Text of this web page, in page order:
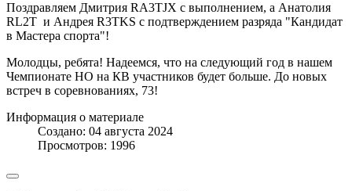
Поздравляем Дмитрия RA3TJX с выполнением, а Анатолия
RL2T и Андрея R3TKS с подтверждением разряда "Кандидат
в Мастера спорта"!
Молодцы, ребята! Надеемся, что на следующий год в нашем
Чемпионате НО на КВ участников будет больше. До новых
встреч в соревнованиях, 73!
Информация о материале
Создано: 04 августа 2024
Просмотров: 1996